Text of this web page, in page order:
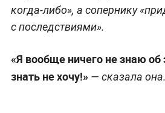
когда-либо», а сопернику
с последствиями».
«Я вообще ничего не знаю об
знать не хочу!»— сказала она.